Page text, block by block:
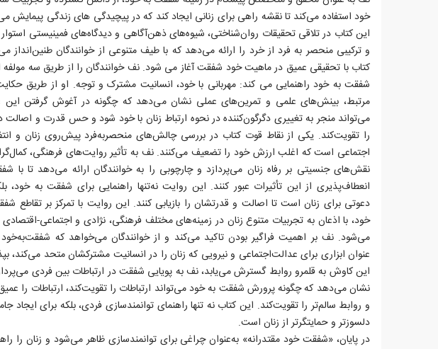
خود استفاده می‌کند تا نقشه راهی برای زنانی ایجاد کند که در پیچیدگی های زندگی پیمایش
این کتاب در تلاقی تحقیقات روان‌شناختی، شیوه‌های ذهن‌آگاهی و دیدگاه‌های فمینیستی
و ترکیبی منحصر به فرد از خرد را ارائه می‌دهد که با طیف متنوعی از خوانندگان طنین‌انداز
کتاب با تحقیقی عمیق در ماهیت خود شفقت آغاز می شود. نف خوانندگان را از طریق سه
شفقت به خود راهنمایی می کند: مهربانی‌ با‌ خود، انسانیت مشترک و توجه. او از طریق
مرتبط، بینش‌های علمی و تمرین‌های عملی نشان می‌دهد که چگونه در آغوش گرفتن این
می‌تواند منجر به تغییری دگرگون‌کننده در نحوه ارتباط زنان با خود شود و حس قدرت و اصالت
را تقویت‌کند. یکی از نقاط قوت کتاب در بررسی چالش‌های منحصربه‌فرد پیش‌روی زنان و
اجتماعی‌ است که اغلب ارزش خود را تضعیف می‌کنند. نف به تأثیر روایت‌های فرهنگی،
نقش‌های جنسیتی بر رفاه زنان می‌پردازد و چارچوبی را به خوانندگان ارائه می‌دهد تا با
انعطاف‌پذیری از این تأثیرات عبور‌ کنند. این روایت نه‌تنها راهنمایی برای شفقت به خود،
دعوتی برای زنان است تا اصالت و قدرتشان را بازیابی کنند. این روایت با تمرکز بر تقاطع
خود، با اذعان به تجربیات متنوع زنان در زمینه‌های مختلف فرهنگی، نژادی و اجتماعی-اقتصادی
می‌شود. نف بر اهمیت فراگیر بودن تاکید می‌کند و از خوانندگان می‌خواهد که شفقت‌به‌خود
عنوان ابزاری برای عدالت‌اجتماعی و نیرویی که زنان را در انسانیت مشترکشان متحد می‌کند،
این کاوش به قلمرو روابط گسترش می‌یابد، نف به پویایی شفقت در ارتباطات بین فردی
نشان می‌دهد که چگونه پرورش شفقت به خود می‌تواند ارتباطات را تقویت‌کند، ارتباطات را
و روابط سالم‌تر را تقویت‌کند. این کتاب نه تنها راهنمای توانمندسازی فردی، بلکه برای ایجاد
دلسوزتر و حمایتگرتر از زنان است.
در پایان، «شفقت خود مقتدرانه» به‌عنوان چراغی برای توانمندسازی ظاهر‌ می‌شود و زنان را